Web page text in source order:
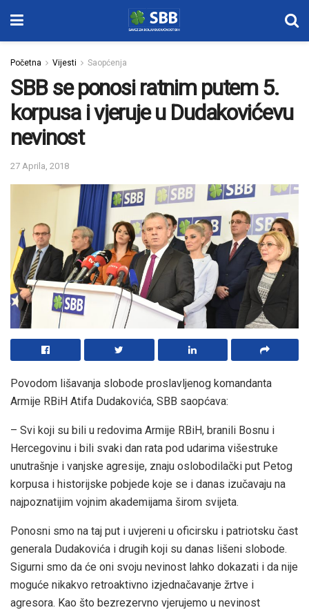
Početna Vijesti Saopćenja
SBB se ponosi ratnim putem 5.
korpusa i vjeruje u Dudakovićevu
nevinost
27 Aprila, 2018
Povodom lišavanja slobode proslavljenog komandanta
Armije RBiH Atifa Dudakovića, SBB saopćava:
– Svi koji su bili u redovima Armije RBiH, branili Bosnu i
Hercegovinu i bili svaki dan rata pod udarima višestruke
unutrašnje i vanjske agresije, znaju oslobodilački put Petog
korpusa i historijske pobjede koje se i danas izučavaju na
najpoznatijim vojnim akademijama širom svijeta.
Ponosni smo na taj put i uvjereni u oficirsku i patriotsku čast
generala Dudakovića i drugih koji su danas lišeni slobode.
Sigurni smo da će oni svoju nevinost lahko dokazati i da nije
moguće nikakvo retroaktivno izjednačavanje žrtve i
agresora. Kao što bezrezervno vjerujemo u nevinost